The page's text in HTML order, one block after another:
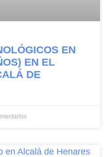
EN
EN EL
DE